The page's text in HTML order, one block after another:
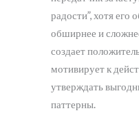
радости”, хотя его
обширнее и
создает
мотивирует к
утверждать
паттерны.